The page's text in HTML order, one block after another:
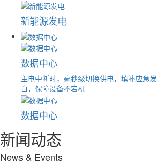
新能源发电
数据中心
主电中断时，毫秒级切换供电，填补应急
白，保障设备不宕机
数据中心
新闻动态
News & Events